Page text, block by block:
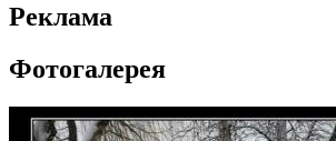
Реклама
Фотогалерея